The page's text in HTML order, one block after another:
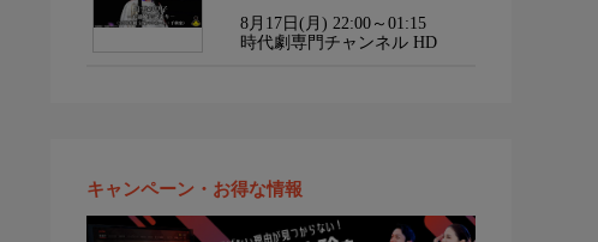
8月17日(月) 22:00～01:15
時代劇専門チャンネル HD
キャンペーン・お得な情報